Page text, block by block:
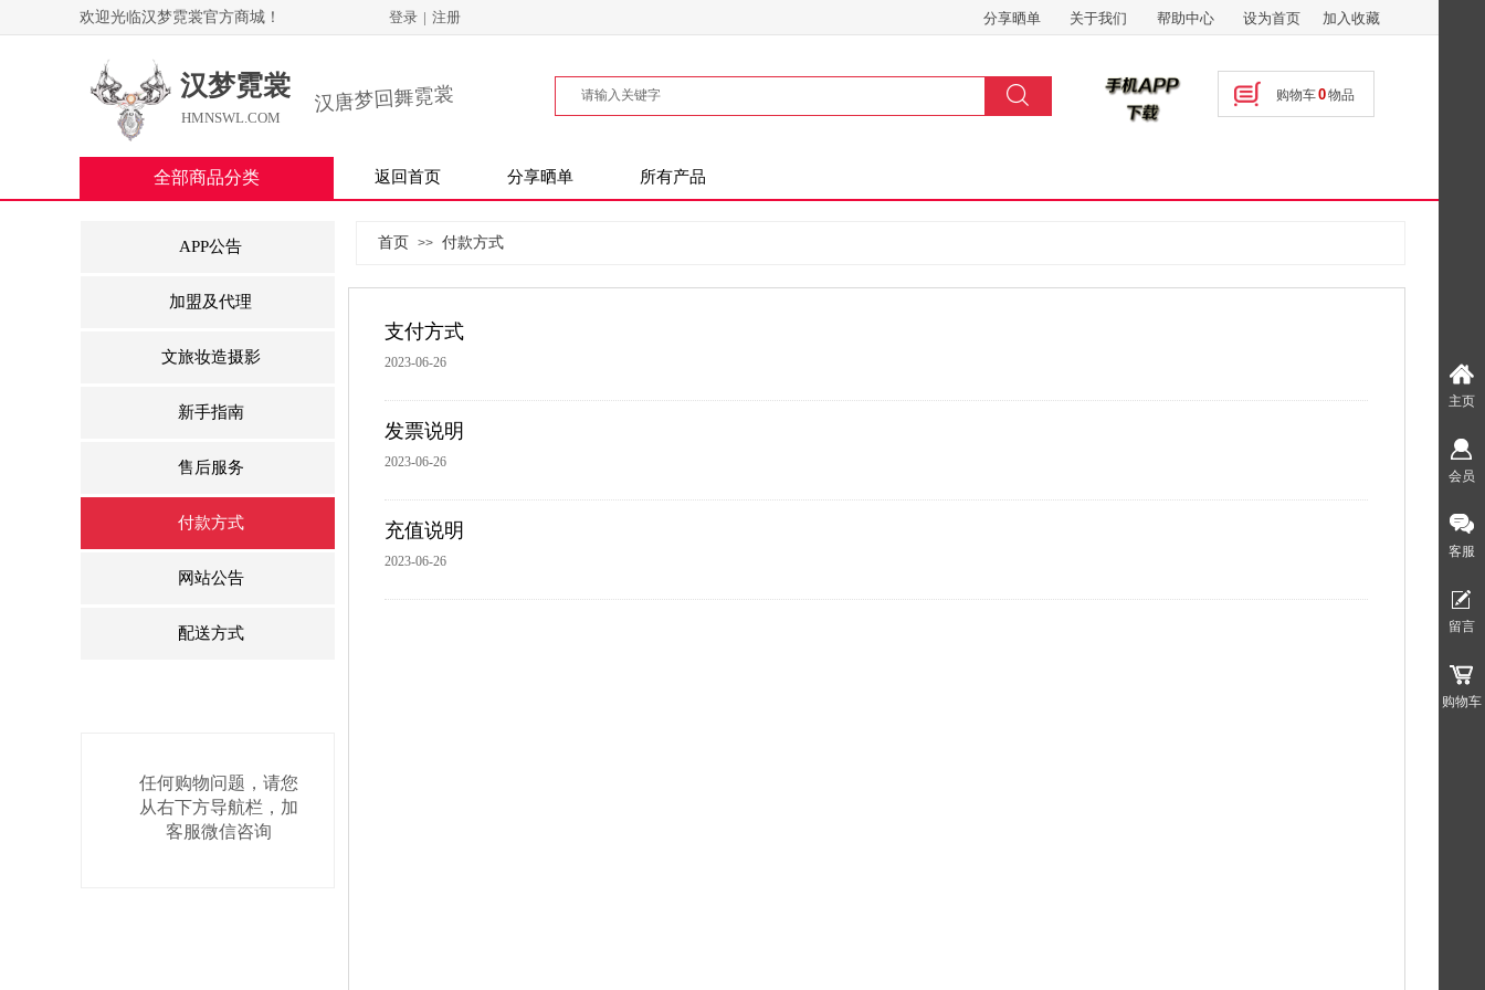
登录 | 注册 帮助中心
分享晒单 关于我们
欢迎光临汉梦霓裳官方商城！ 设为首页 加入收藏
按钮文本
搜索
汉唐梦回舞霓裳
汉梦霓裳
HMNSWL.COM
购物车0物品
全部商品分类 返回首页 分享晒单 所有产品
首页 >> 付款方式
APP公告
加盟及代理
文旅妆造摄影
新手指南
售后服务
付款方式
网站公告
配送方式
支付方式
2023-06-26
发票说明
2023-06-26
充值说明
2023-06-26
任何购物问题，请您
从右下方导航栏，加
客服微信咨询
主页
会员
客服
留言
购物车